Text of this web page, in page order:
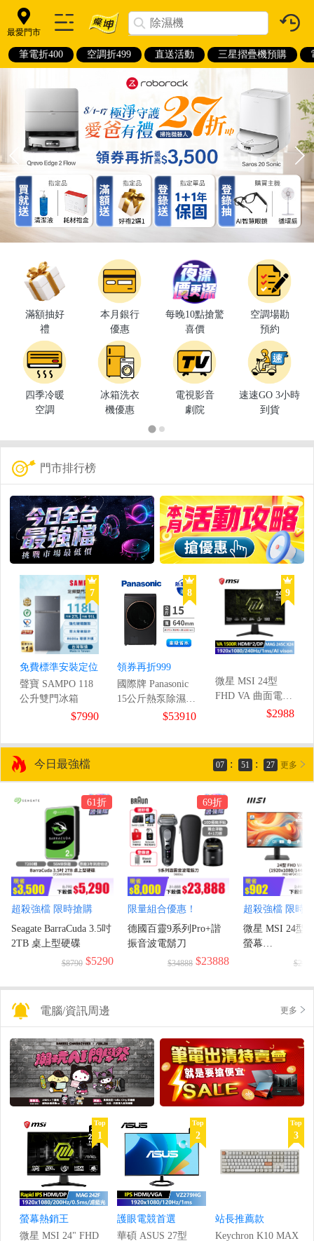
最愛門市
筆電折400 空調折499 直送活動 三星摺疊機預購
滿額抽好
禮
本月銀行
優惠
每晚10點搶驚
喜價
空調場勘
預約
四季冷暖
空調
冰箱洗衣
機優惠
電視影音
劇院
速速GO 3小時
到貨
門市排行榜
7
免費標準安裝定位
聲寶 SAMPO 118
公升雙門冰箱
$7990
8
領券再折999
國際牌 Panasonic
15公斤熱泵除濕式
滾筒洗衣機$53910
9
微星 MSI 24型
FHD VA 曲面電競
$2988
今日最強檔 07 : 51 : 26 更多
61折
超殺強檔 限時搶購
Seagate BarraCuda 3.5吋
2TB 桌上型硬碟
$8790 $5290
69折
限量組合優惠！
德國百靈9系列Pro+諧
振音波電鬍刀
$34888 $23888
超殺強檔 限時
微星 MSI 24型
螢幕
(1920x1080/$2990
電腦/資訊周邊 更多
Top
1
螢幕熱銷王
微星 MSI 24" FHD
Top
2
護眼電競首選
華碩 ASUS 27型
Top
3
站長推薦款
Keychron K10 MAX